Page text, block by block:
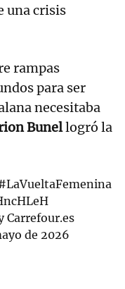
una crisis
rampas
para ser
necesitaba
Bunellogró la
Carrefour.es
de 2026